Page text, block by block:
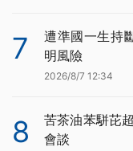
7
遭準國一生持
明風險
2026/8/7 12:34
8
苦茶油苯駢芘
會談